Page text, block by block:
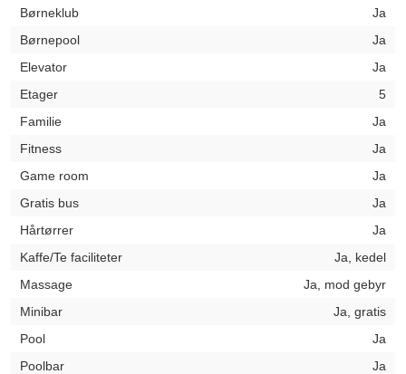
Børneklub
Ja
Børnepool
Ja
Elevator
Ja
Etager
5
Familie
Ja
Fitness
Ja
Game room
Ja
Gratis bus
Ja
Hårtørrer
Ja
Kaffe/Te faciliteter
Ja, kedel
Massage
Ja, mod gebyr
Minibar
Ja, gratis
Pool
Ja
Poolbar
Ja